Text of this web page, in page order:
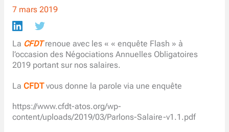
7 mars 2019
La CFDT renoue avec les « « enquête Flash » à
l’occasion des Négociations Annuelles Obligatoires
2019 portant sur nos salaires.
La CFDT vous donne la parole via une enquête
https://www.cfdt-atos.org/wp-
content/uploads/2019/03/Parlons-Salaire-v1.1.pdf